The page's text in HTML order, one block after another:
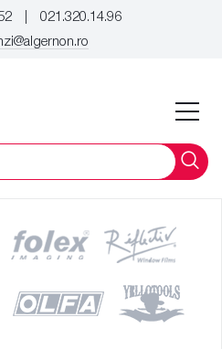
021.320.14.96